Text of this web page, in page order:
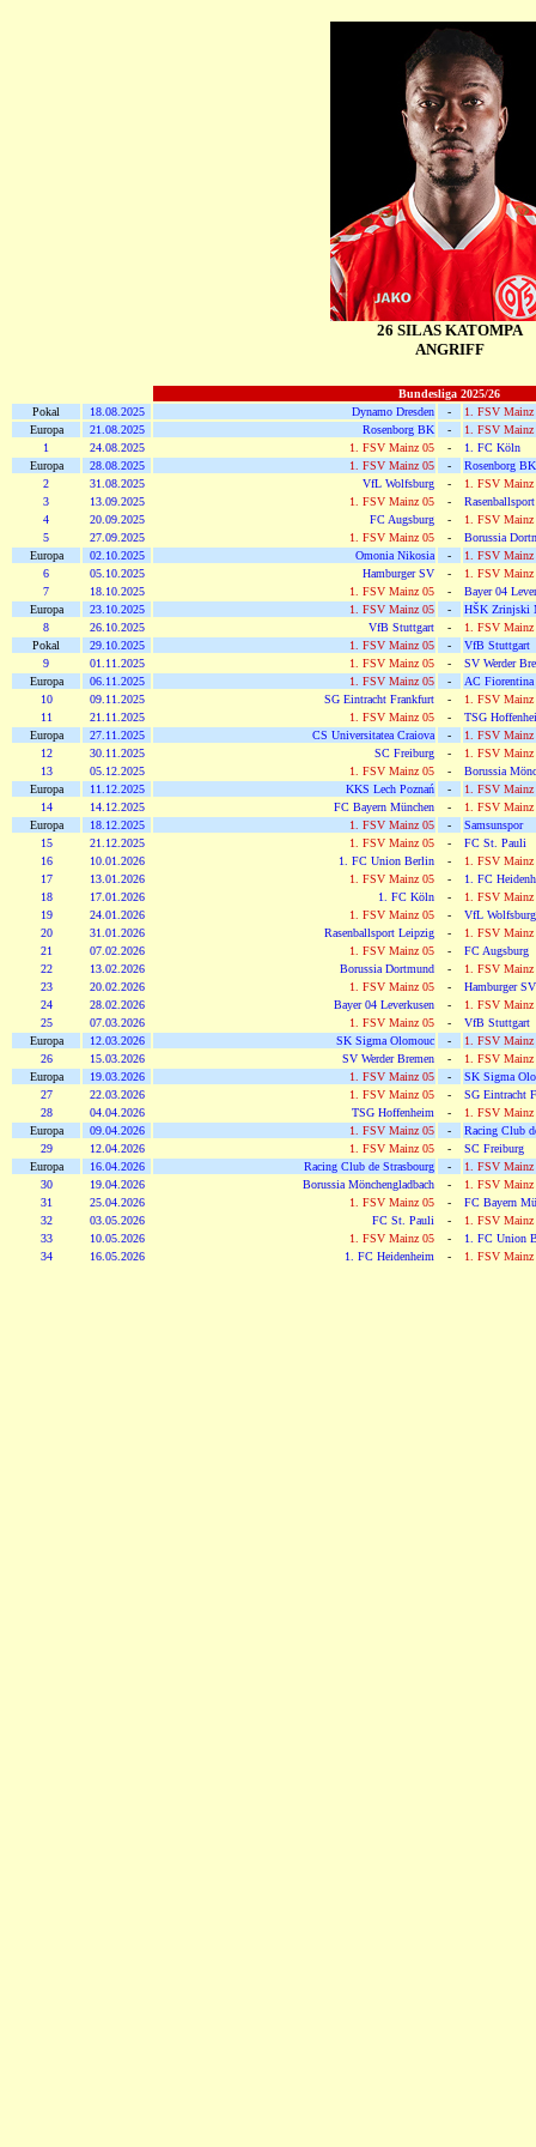
26 SILAS KATOMPA
ANGRIFF
Bundesliga 2025/26
Pokal
18.08.2025 Dynamo Dresden -
1. FSV Mainz
Europa
21.08.2025 Rosenborg BK -
1. FSV Mainz
1
24.08.2025 1. FSV Mainz 05 -
1. FC Köln
Europa
28.08.2025 1. FSV Mainz 05 -
Rosenborg BK
2
31.08.2025 VfL Wolfsburg -
1. FSV Mainz
3
13.09.2025 1. FSV Mainz 05 -
4
20.09.2025 FC Augsburg -
1. FSV Mainz
5
27.09.2025 1. FSV Mainz 05 -
Borussia
Europa
02.10.2025 Omonia Nikosia -
1. FSV Mainz
6
05.10.2025 Hamburger SV -
1. FSV Mainz
7
18.10.2025 1. FSV Mainz 05 -
Bayer 04
Europa
23.10.2025 1. FSV Mainz 05 -
HŠK Zrinjski
8
26.10.2025 VfB Stuttgart -
1. FSV Mainz
Pokal
29.10.2025 1. FSV Mainz 05 -
VfB Stuttgart
9
01.11.2025 1. FSV Mainz 05 -
SV Werder
Europa
06.11.2025 1. FSV Mainz 05 -
AC Fiorentina
10
09.11.2025 SG Eintracht Frankfurt -
1. FSV Mainz
11
21.11.2025 1. FSV Mainz 05 -
TSG
Europa
27.11.2025 CS Universitatea Craiova -
1. FSV Mainz
12
30.11.2025 SC Freiburg -
1. FSV Mainz
13
05.12.2025 1. FSV Mainz 05 -
Borussia
Europa
11.12.2025 KKS Lech Poznań -
1. FSV Mainz
14
14.12.2025 FC Bayern München -
1. FSV Mainz
Europa
18.12.2025 1. FSV Mainz 05 -
Samsunspor
15
21.12.2025 1. FSV Mainz 05 -
FC St. Pauli
16
10.01.2026 1. FC Union Berlin -
1. FSV Mainz
17
13.01.2026 1. FSV Mainz 05 -
1. FC
18
17.01.2026 1. FC Köln -
1. FSV Mainz
19
24.01.2026 1. FSV Mainz 05 -
VfL Wolfsburg
20
31.01.2026 Rasenballsport Leipzig -
1. FSV Mainz
21
07.02.2026 1. FSV Mainz 05 -
FC Augsburg
22
13.02.2026 Borussia Dortmund -
1. FSV Mainz
23
20.02.2026 1. FSV Mainz 05 -
Hamburger SV
24
28.02.2026 Bayer 04 Leverkusen -
1. FSV Mainz
25
07.03.2026 1. FSV Mainz 05 -
VfB Stuttgart
Europa
12.03.2026 SK Sigma Olomouc -
1. FSV Mainz
26
15.03.2026 SV Werder Bremen -
1. FSV Mainz
Europa
19.03.2026 1. FSV Mainz 05 -
SK Sigma
27
22.03.2026 1. FSV Mainz 05 -
SG Eintracht
28
04.04.2026 TSG Hoffenheim -
1. FSV Mainz
Europa
09.04.2026 1. FSV Mainz 05 -
Racing Club
29
12.04.2026 1. FSV Mainz 05 -
SC Freiburg
Europa
16.04.2026 Racing Club de Strasbourg -
1. FSV Mainz
30
19.04.2026 Borussia Mönchengladbach -
1. FSV Mainz
31
25.04.2026 1. FSV Mainz 05 -
FC Bayern
32
03.05.2026 FC St. Pauli -
1. FSV Mainz
33
10.05.2026 1. FSV Mainz 05 -
1. FC Union
34
16.05.2026 1. FC Heidenheim - 1. FSV Mainz